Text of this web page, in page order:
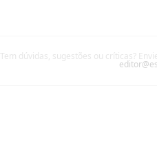
Tem dúvidas, sugestões ou críticas?